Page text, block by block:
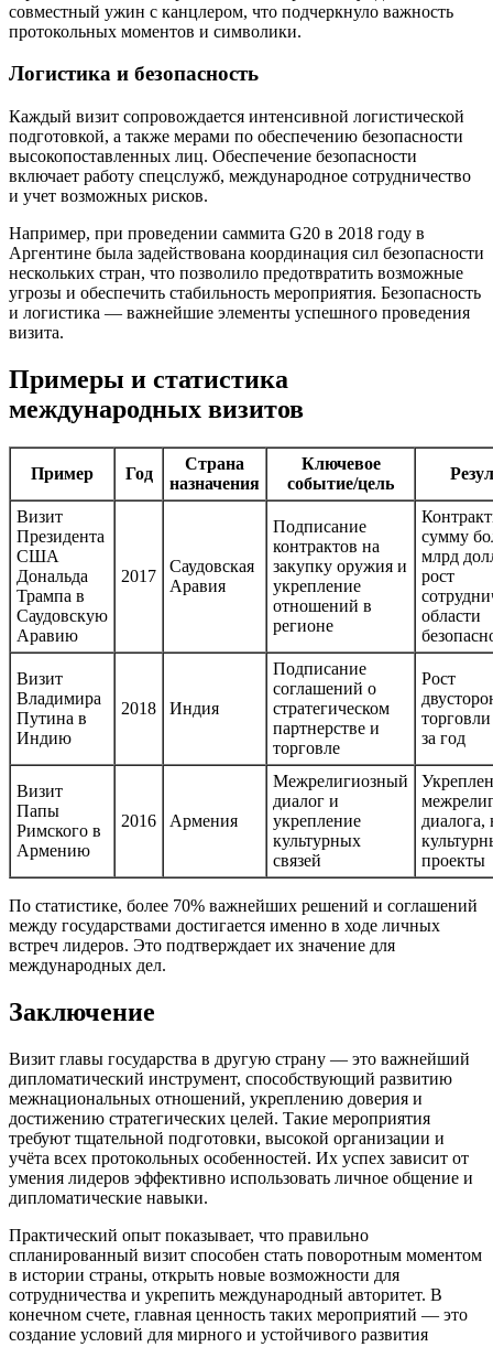
совместный ужин с канцлером, что подчеркнуло важность
протокольных моментов и символики.
Логистика и безопасность
Каждый визит сопровождается интенсивной логистической
подготовкой, а также мерами по обеспечению безопасности
высокопоставленных лиц. Обеспечение безопасности
включает работу спецслужб, международное сотрудничество
и учет возможных рисков.
Например, при проведении саммита G20 в 2018 году в
Аргентине была задействована координация сил безопасности
нескольких стран, что позволило предотвратить возможные
угрозы и обеспечить стабильность мероприятия. Безопасность
и логистика — важнейшие элементы успешного проведения
визита.
Примеры и статистика
международных визитов
Пример Год
Страна
назначения
Ключевое
событие/цель
Визит
Президента
США
Дональда
Трампа в
Саудовскую
Аравию
2017
Саудовская
Аравия
Подписание
контрактов на
закупку оружия и
укрепление
отношений в
регионе
сумму
млрд
рост
области
Визит
Владимира
Путина в
Индию
2018 Индия
Подписание
соглашений о
стратегическом
партнерстве и
торговле
Рост
за год
Визит
Папы
Римского в
Армению
2016 Армения
Межрелигиозный
диалог и
укрепление
культурных
связей
диалога,
проекты
По статистике, более 70% важнейших решений и соглашений
между государствами достигается именно в ходе личных
встреч лидеров. Это подтверждает их значение для
международных дел.
Заключение
Визит главы государства в другую страну — это важнейший
дипломатический инструмент, способствующий развитию
межнациональных отношений, укреплению доверия и
достижению стратегических целей. Такие мероприятия
требуют тщательной подготовки, высокой организации и
учёта всех протокольных особенностей. Их успех зависит от
умения лидеров эффективно использовать личное общение и
дипломатические навыки.
Практический опыт показывает, что правильно
спланированный визит способен стать поворотным моментом
в истории страны, открыть новые возможности для
сотрудничества и укрепить международный авторитет. В
конечном счете, главная ценность таких мероприятий — это
создание условий для мирного и устойчивого развития